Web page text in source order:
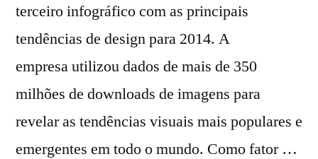
terceiro infográfico com as principais
tendências de design para 2014. A
empresa utilizou dados de mais de 350
milhões de downloads de imagens para
revelar as tendências visuais mais populares e
emergentes em todo o mundo. Como fator …